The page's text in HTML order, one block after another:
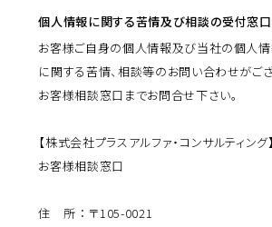
個人情報に関する苦情及び相談の受付窓
お客様ご自身の個人情報及び当社の個人
に関する苦情、相談等のお問い合わせがご
お客様相談窓口までお問合せ下さい。
【株式会社プラスアルファ・コンサルティング】
お客様相談窓口
住 所 ： 〒105-0021